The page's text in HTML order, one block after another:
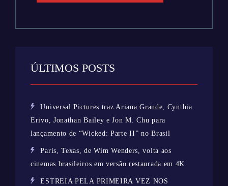
ÚLTIMOS POSTS
Universal Pictures traz Ariana Grande, Cynthia
Erivo, Jonathan Bailey e Jon M. Chu para
lançamento de “Wicked: Parte II” no Brasil
Paris, Texas, de Wim Wenders, volta aos
cinemas brasileiros em versão restaurada em 4K
ESTREIA PELA PRIMEIRA VEZ NOS